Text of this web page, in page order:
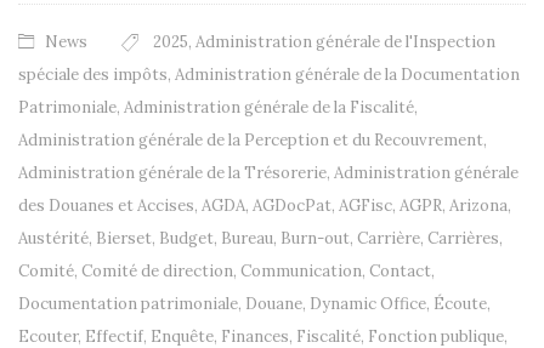
News 2025, Administration générale de l'Inspection
spéciale des impôts, Administration générale de la Documentation
Patrimoniale, Administration générale de la Fiscalité,
Administration générale de la Perception et du Recouvrement,
Administration générale de la Trésorerie, Administration générale
des Douanes et Accises, AGDA, AGDocPat, AGFisc, AGPR, Arizona,
Austérité, Bierset, Budget, Bureau, Burn-out, Carrière, Carrières,
Comité, Comité de direction, Communication, Contact,
Documentation patrimoniale, Douane, Dynamic Office, Écoute,
Ecouter, Effectif, Enquête, Finances, Fiscalité, Fonction publique,